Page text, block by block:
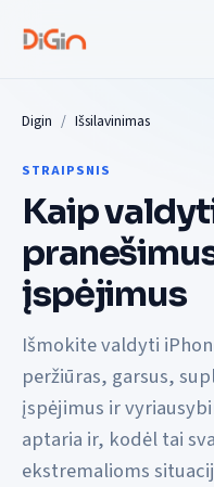
Digin Išsilavinimas
STRAIPSNIS
Kaip
įspėjimus
Išmokite valdyti
peržiūras, garsus,
įspėjimus ir
aptaria ir, kodėl tai
ekstremalioms